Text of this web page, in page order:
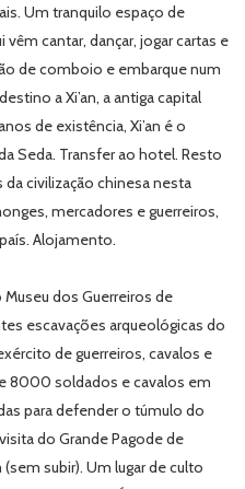
Um tranquilo espaço de
cantar, dançar, jogar cartas e
de comboio e embarque num
a Xi’an, a antiga capital
de existência, Xi’an é o
Seda. Transfer ao hotel. Resto
da civilização chinesa nesta
mercadores e guerreiros,
Alojamento.
dos Guerreiros de
escavações arqueológicas do
de guerreiros, cavalos e
8000 soldados e cavalos em
para defender o túmulo do
do Grande Pagode de
subir). Um lugar de culto